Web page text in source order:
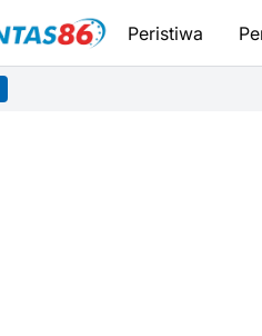
Peristiwa